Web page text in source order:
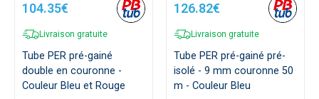
104.35€
Livraison gratuite
Tube PER pré-gainé
double en couronne -
Couleur Bleu et Rouge
126.82€
Livraison gratuite
Tube PER pré-gainé pré-
isolé - 9 mm couronne 50
m - Couleur Bleu